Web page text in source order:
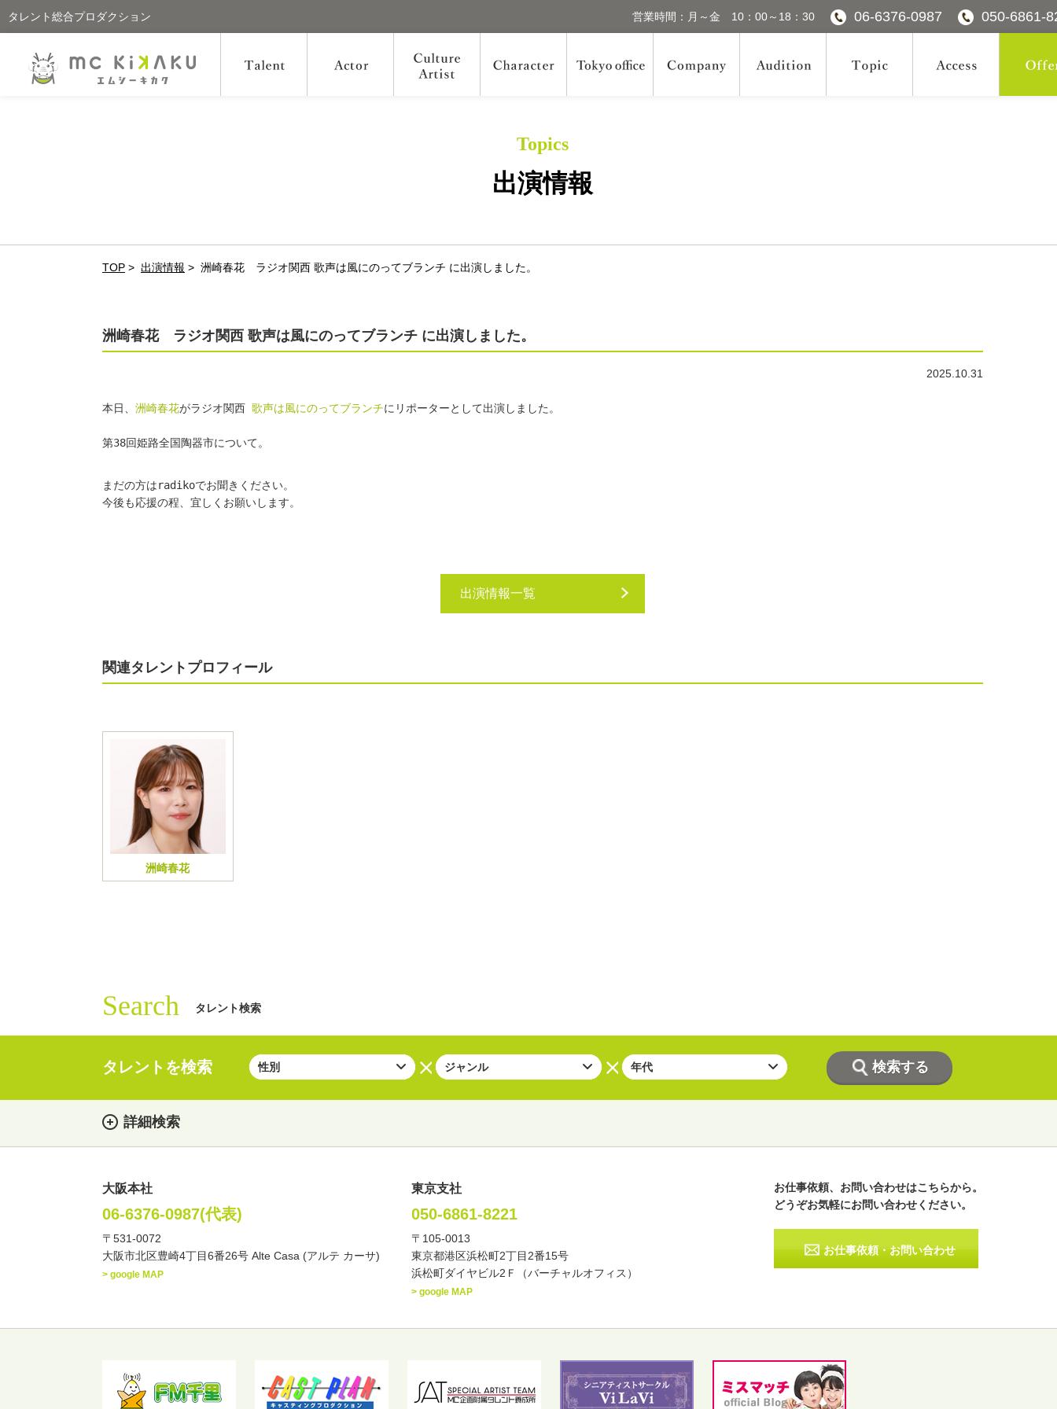
タレント総合プロダクション 営業時間：月～金 10：00～18：30 06-6376-0987 050-6861-
Topics
出演情報
TOP > 出演情報 > 洲崎春花 ラジオ関西 歌声は風にのってブランチ に出演しました。
洲崎春花 ラジオ関西 歌声は風にのってブランチ に出演しました。
2025.10.31
本日、 洲崎春花がラジオ関西 歌声は風にのってブランチにリポーターとして出演しました。
第38回姫路全国陶器市について。
まだの方はradikoでお聞きください。
今後も応援の程、宜しくお願いします。
出演情報一覧
関連タレントプロフィール
洲崎春花
Search タレント検索
タレントを検索
詳細検索
・性別
・ジャンル お笑い・バラエティー
講談 モーションアクター
歳～ 歳
大阪本社
06-6376-0987(代表)
〒531-0072
大阪市北区豊崎4丁目6番26号 Alte Casa (アルテ カーサ)
> google MAP
東京支社
050-6861-8221
〒105-0013
東京都港区浜松町2丁目2番15号
浜松町ダイヤビル2Ｆ（バーチャルオフィス）
> google MAP
お仕事依頼、お問い合わせはこちらから。
どうぞお気軽にお問い合わせください。
お仕事依頼・お問い合わせ